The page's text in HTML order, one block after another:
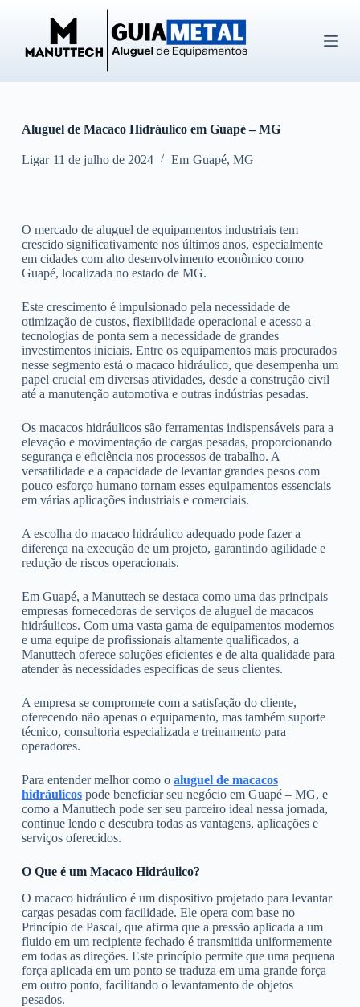
ú
d
o
Aluguel de Macaco Hidráulico em Guapé – MG
Ligar 11 de julho de 2024 Em Guapé, MG
O mercado de aluguel de equipamentos industriais tem
crescido significativamente nos últimos anos, especialmente
em cidades com alto desenvolvimento econômico como
Guapé, localizada no estado de MG.
Este crescimento é impulsionado pela necessidade de
otimização de custos, flexibilidade operacional e acesso a
tecnologias de ponta sem a necessidade de grandes
investimentos iniciais. Entre os equipamentos mais procurados
nesse segmento está o macaco hidráulico, que desempenha um
papel crucial em diversas atividades, desde a construção civil
até a manutenção automotiva e outras indústrias pesadas.
Os macacos hidráulicos são ferramentas indispensáveis para a
elevação e movimentação de cargas pesadas, proporcionando
segurança e eficiência nos processos de trabalho. A
versatilidade e a capacidade de levantar grandes pesos com
pouco esforço humano tornam esses equipamentos essenciais
em várias aplicações industriais e comerciais.
A escolha do macaco hidráulico adequado pode fazer a
diferença na execução de um projeto, garantindo agilidade e
redução de riscos operacionais.
Em Guapé, a Manuttech se destaca como uma das principais
empresas fornecedoras de serviços de aluguel de macacos
hidráulicos. Com uma vasta gama de equipamentos modernos
e uma equipe de profissionais altamente qualificados, a
Manuttech oferece soluções eficientes e de alta qualidade para
atender às necessidades específicas de seus clientes.
A empresa se compromete com a satisfação do cliente,
oferecendo não apenas o equipamento, mas também suporte
técnico, consultoria especializada e treinamento para
operadores.
Para entender melhor como o aluguel de macacos
hidráulicospode beneficiar seu negócio em Guapé – MG, e
como a Manuttech pode ser seu parceiro ideal nessa jornada,
continue lendo e descubra todas as vantagens, aplicações e
serviços oferecidos.
O Que é um Macaco Hidráulico?
O macaco hidráulico é um dispositivo projetado para levantar
cargas pesadas com facilidade. Ele opera com base no
Princípio de Pascal, que afirma que a pressão aplicada a um
fluido em um recipiente fechado é transmitida uniformemente
em todas as direções. Este princípio permite que uma pequena
força aplicada em um ponto se traduza em uma grande força
em outro ponto, facilitando o levantamento de objetos
pesados.